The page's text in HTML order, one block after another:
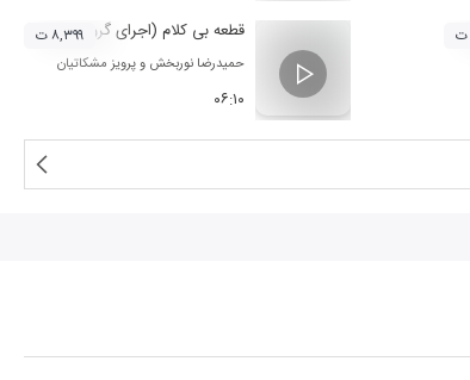
قطعه بی کلام (اجرای گروه-تحت تاثیر
حمیدرضا نوربخش وپرویز مشکاتیان
۰۶:۱۰
۸,۳۹۹ ت